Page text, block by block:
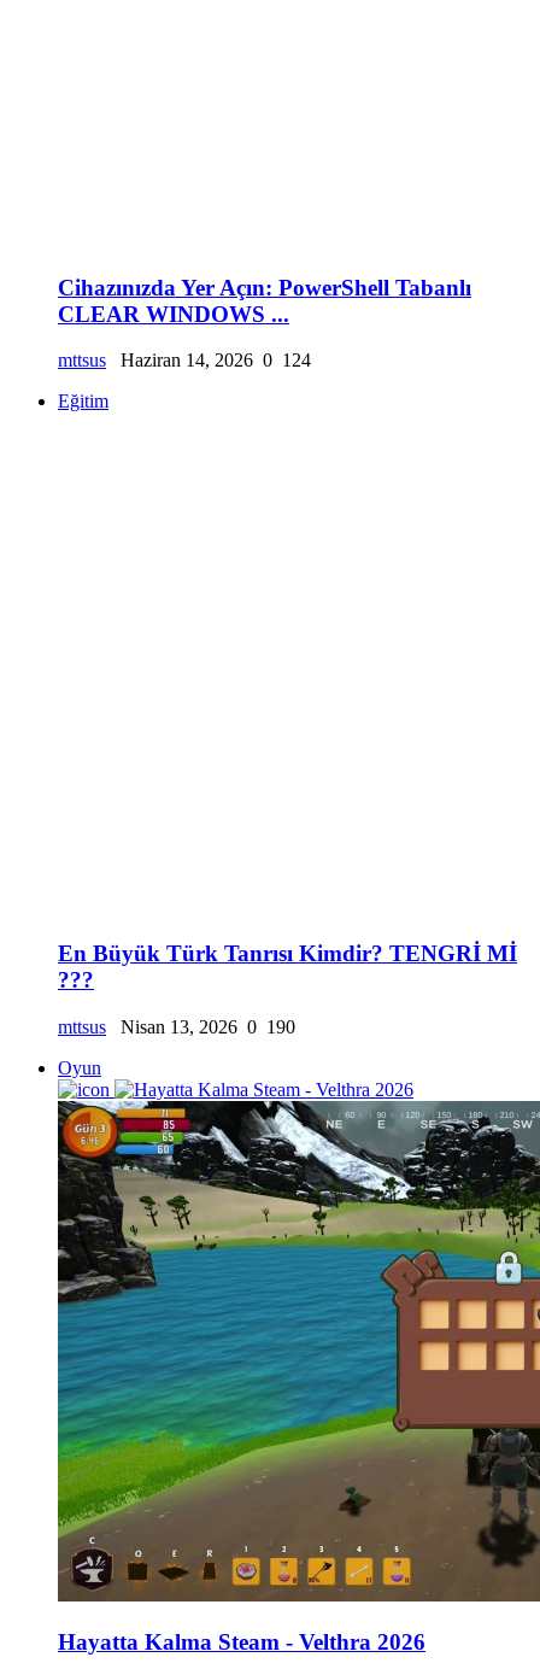
Cihazınızda Yer Açın: PowerShell Tabanlı
CLEAR WINDOWS ...
mttsus Haziran 14, 2026 0 124
Eğitim
En Büyük Türk Tanrısı Kimdir? TENGRİ Mİ
???
mttsus Nisan 13, 2026 0 190
Oyun
Hayatta Kalma Steam - Velthra 2026